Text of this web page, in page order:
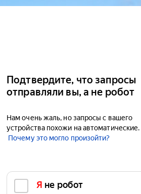
Подтвердите, что запросы
отправляли вы, а не робот
Нам очень жаль, но запросы с вашего
устройства похожи на автоматические.
Почему это могло произойти?
Я не робот